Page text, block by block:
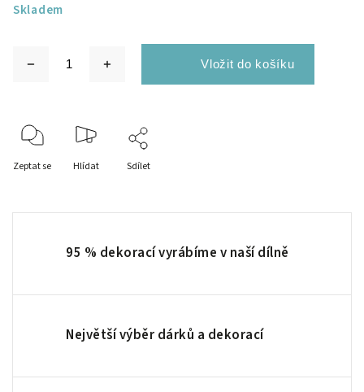
Skladem
Zeptat se Hlídat Sdílet
95 % dekorací vyrábíme v naší dílně
Největší výběr dárků a dekorací